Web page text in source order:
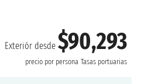
Exteriór desde$90,293
precio por persona Tasas portuarias